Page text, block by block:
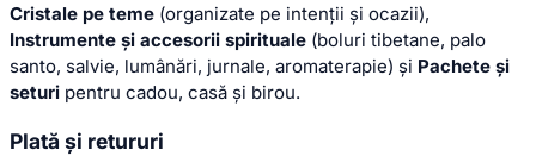
Cristale pe teme (organizate pe intenții și ocazii),
Instrumente și accesorii spirituale (boluri tibetane, palo
santo, salvie, lumânări, jurnale, aromaterapie) și Pachete și
seturi pentru cadou, casă și birou.
Plată și retururi